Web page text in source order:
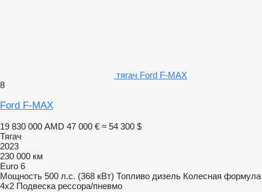
тягач Ford F-MAX
8
Ford F-MAX
19 830 000 AMD 47 000 € ≈ 54 300 $
Тягач
2023
230 000 км
Euro 6
Мощность 500 л.с. (368 кВт) Топливо дизель Колесная формула
4x2 Подвеска рессора/пневмо